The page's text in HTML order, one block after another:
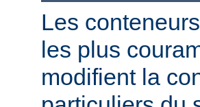
Les
les plus
modifient la